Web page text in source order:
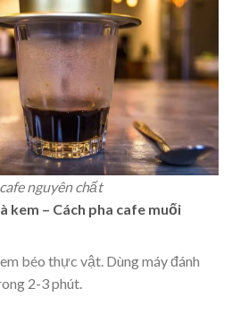
nguyên chất
kem – Cách pha cafe muối
béo thực vật. Dùng máy đánh
2-3 phút.